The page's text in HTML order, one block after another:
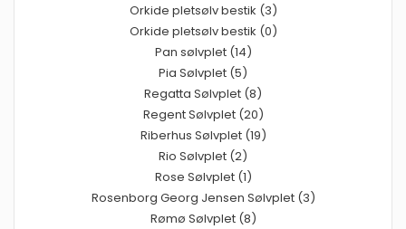
Orkide pletsølv bestik (3)
Orkide pletsølv bestik (0)
Pan sølvplet (14)
Pia Sølvplet (5)
Regatta Sølvplet (8)
Regent Sølvplet (20)
Riberhus Sølvplet (19)
Rio Sølvplet (2)
Rose Sølvplet (1)
Rosenborg Georg Jensen Sølvplet (3)
Rømø Sølvplet (8)